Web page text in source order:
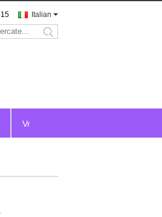
Italian
search
Vr